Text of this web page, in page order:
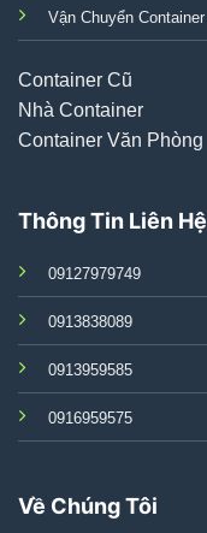
Vận Chuyển Container
Container Cũ
Nhà Container
Container Văn Phòng
Thông Tin Liên Hệ
09127979749
0913838089
0913959585
0916959575
Về Chúng Tôi